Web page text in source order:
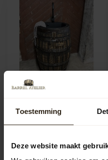
Toestemming
Deze website maakt
Whisky Propre
"Lowland"
authentiek whiskyvat! Whisky...
Artikelcode:B1293